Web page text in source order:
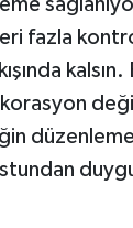
fazla